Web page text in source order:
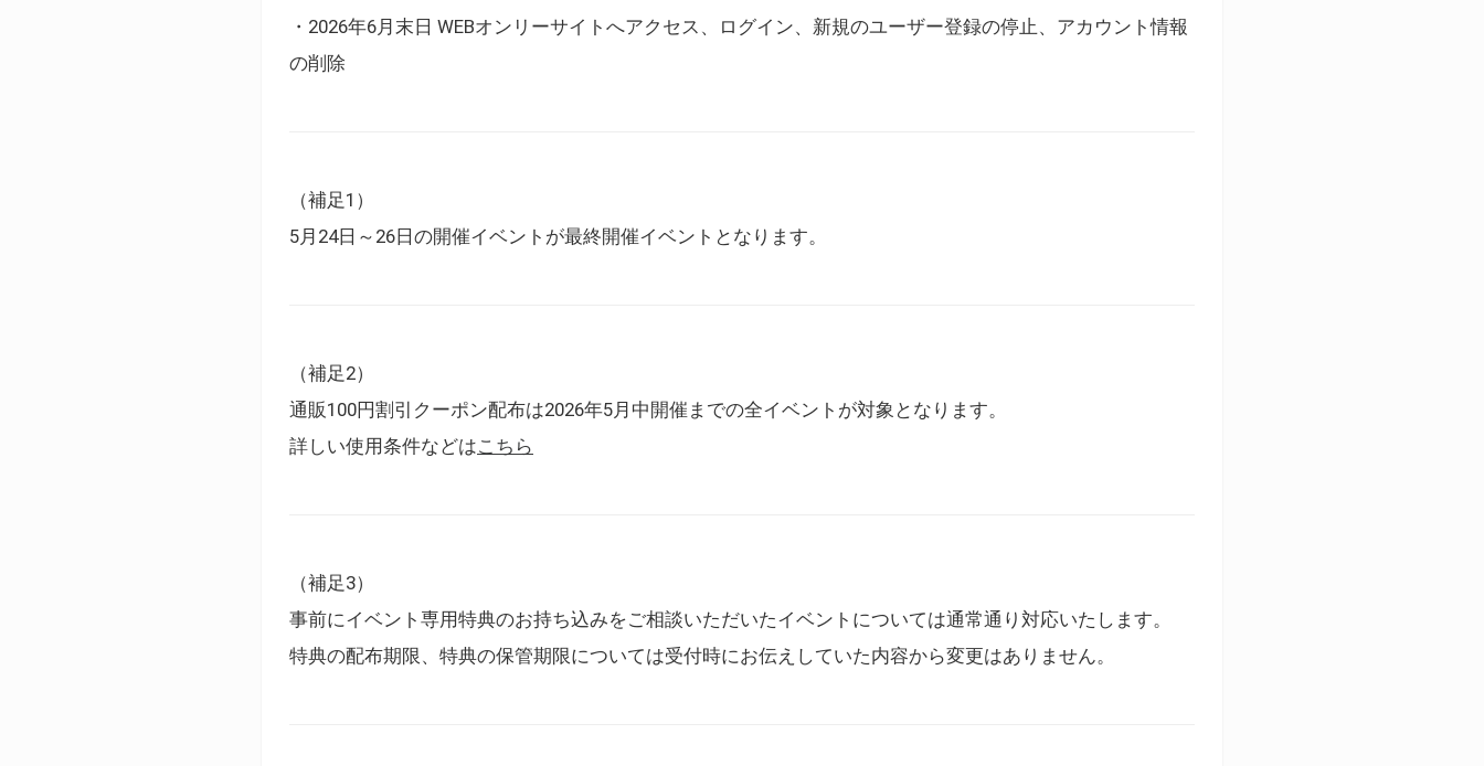
・2026年6月末日 WEBオンリーサイトへアクセス、ログイン、新規のユーザー登録の停止、アカウント情報
の削除
（補足1）
5月24日～26日の開催イベントが最終開催イベントとなります。
（補足2）
通販100円割引クーポン配布は2026年5月中開催までの全イベントが対象となります。
詳しい使用条件などはこちら
（補足3）
事前にイベント専用特典のお持ち込みをご相談いただいたイベントについては通常通り対応いたします。
特典の配布期限、特典の保管期限については受付時にお伝えしていた内容から変更はありません。